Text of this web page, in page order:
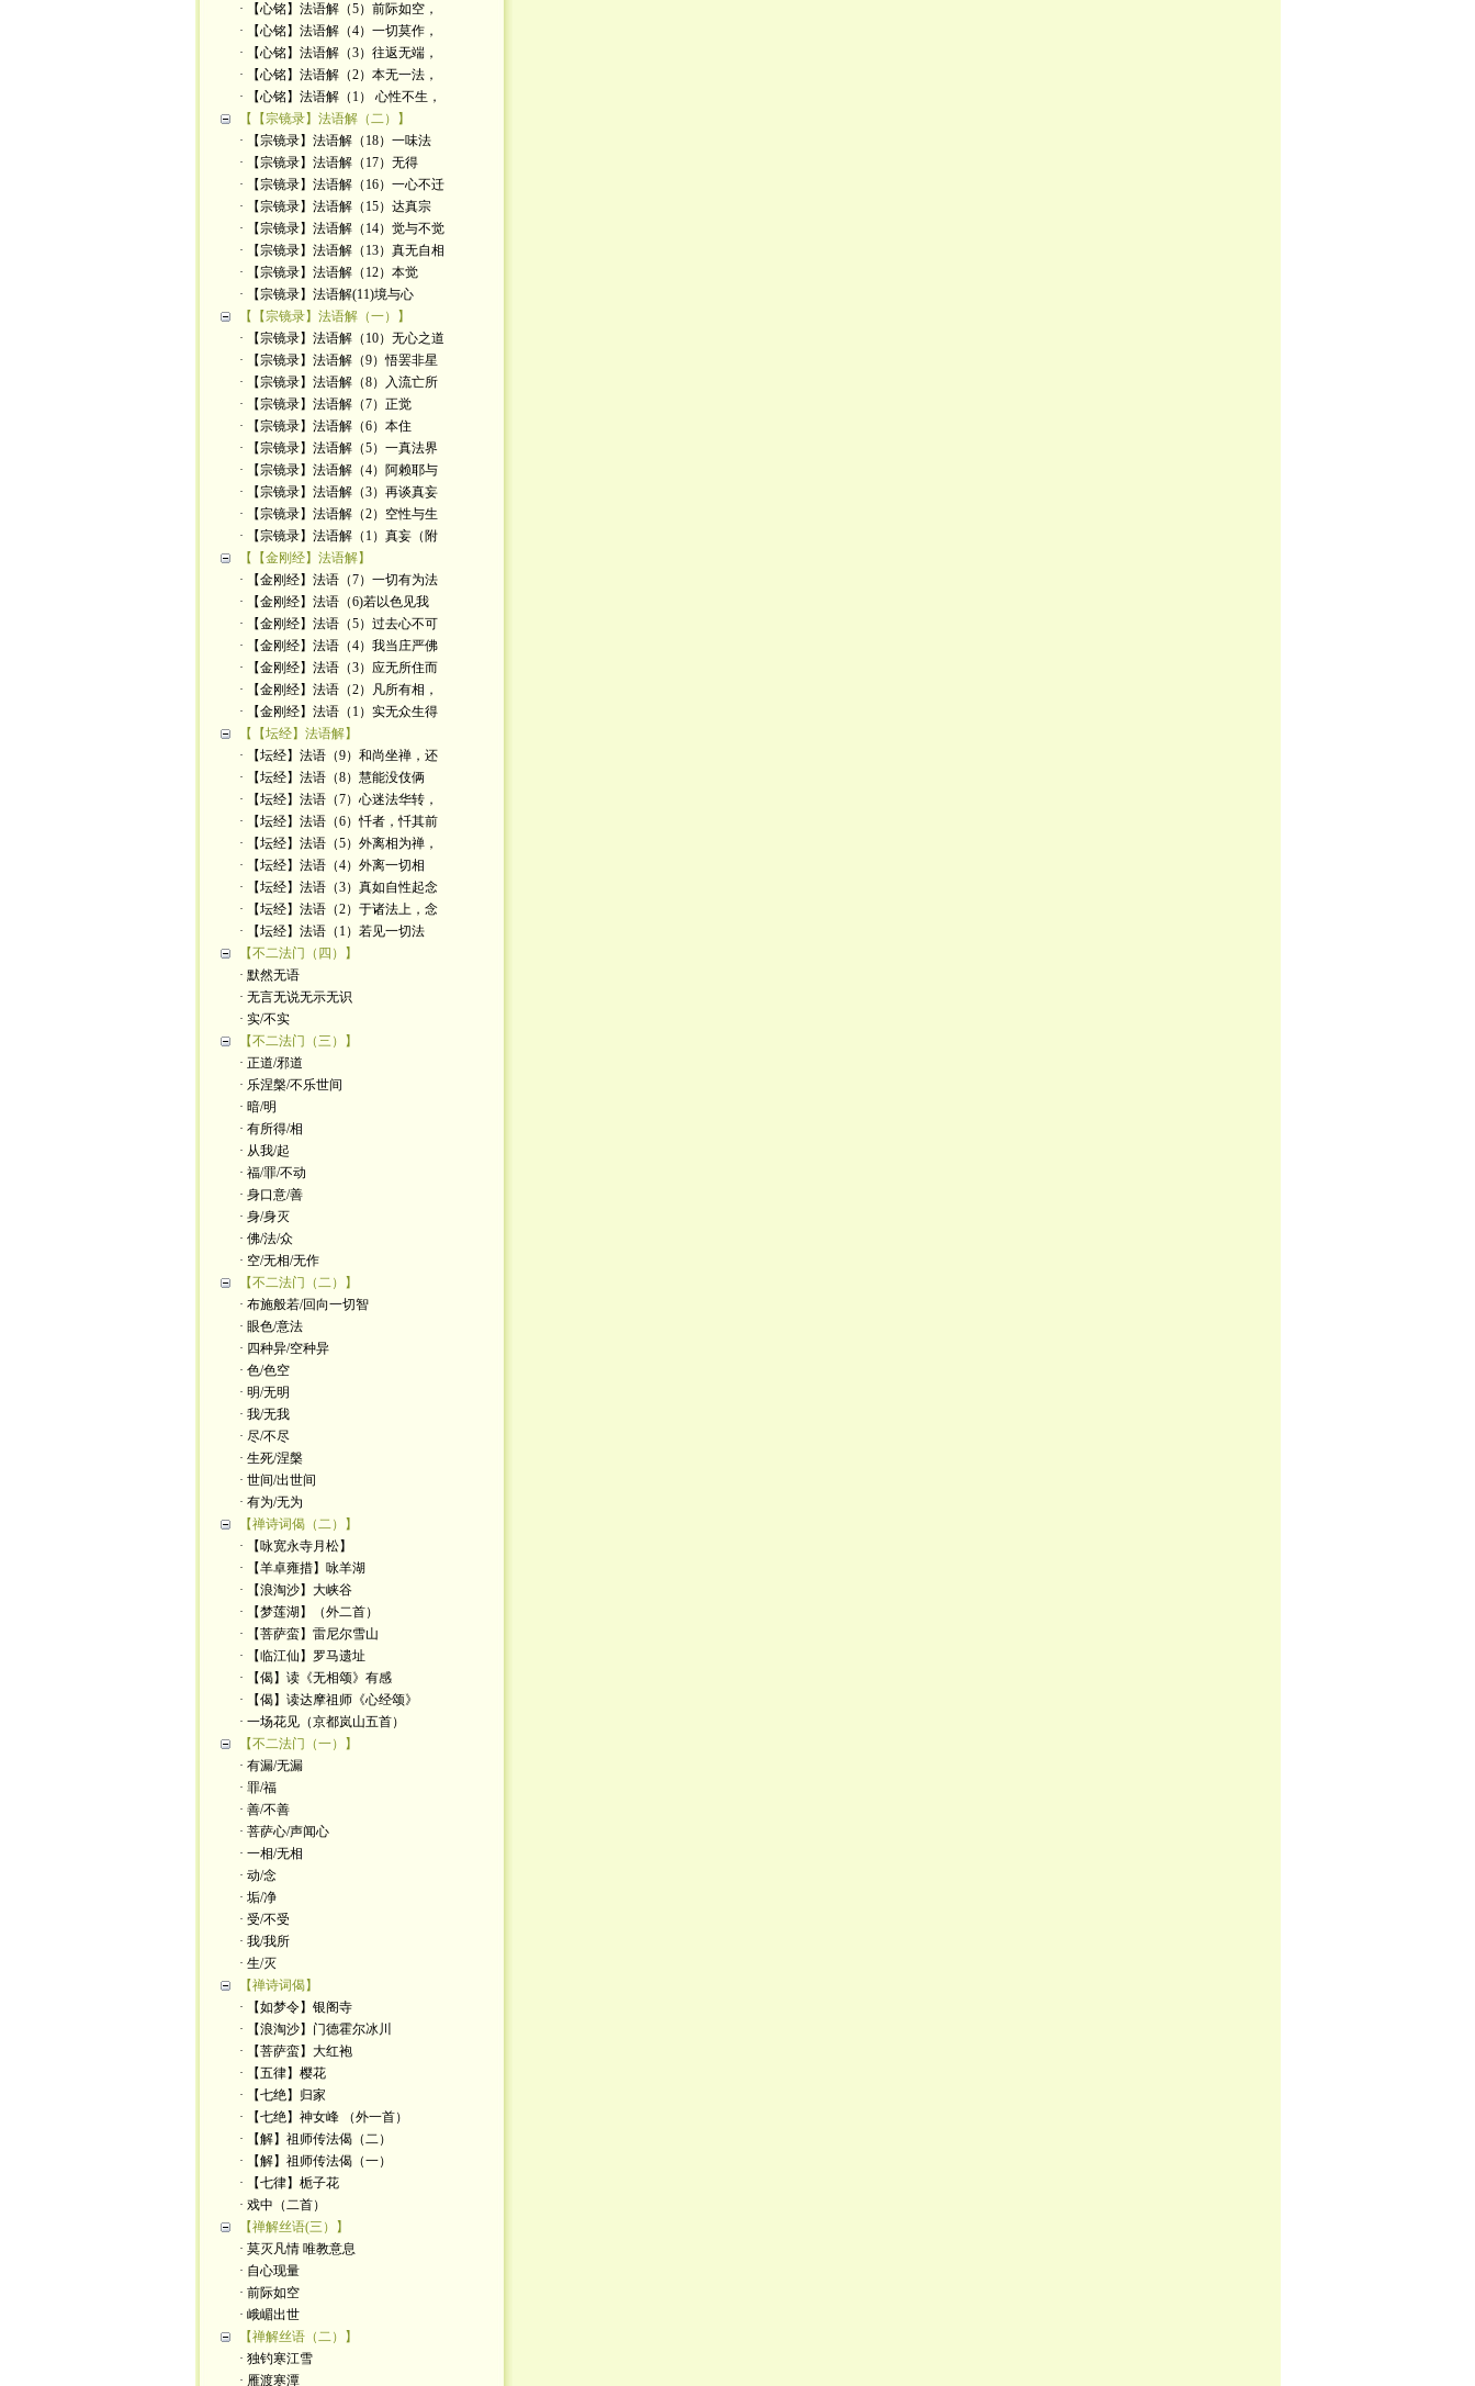
· 【心铭】法语解（5）前际如空，
· 【心铭】法语解（4）一切莫作，
· 【心铭】法语解（3）往返无端，
· 【心铭】法语解（2）本无一法，
· 【心铭】法语解（1） 心性不生，
【【宗镜录】法语解（二）】
· 【宗镜录】法语解（18）一味法
· 【宗镜录】法语解（17）无得
· 【宗镜录】法语解（16）一心不迁
· 【宗镜录】法语解（15）达真宗
· 【宗镜录】法语解（14）觉与不觉
· 【宗镜录】法语解（13）真无自相
· 【宗镜录】法语解（12）本觉
· 【宗镜录】法语解(11)境与心
【【宗镜录】法语解（一）】
· 【宗镜录】法语解（10）无心之道
· 【宗镜录】法语解（9）悟罢非星
· 【宗镜录】法语解（8）入流亡所
· 【宗镜录】法语解（7）正觉
· 【宗镜录】法语解（6）本住
· 【宗镜录】法语解（5）一真法界
· 【宗镜录】法语解（4）阿赖耶与
· 【宗镜录】法语解（3）再谈真妄
· 【宗镜录】法语解（2）空性与生
· 【宗镜录】法语解（1）真妄（附
【【金刚经】法语解】
· 【金刚经】法语（7）一切有为法
· 【金刚经】法语（6)若以色见我
· 【金刚经】法语（5）过去心不可
· 【金刚经】法语（4）我当庄严佛
· 【金刚经】法语（3）应无所住而
· 【金刚经】法语（2）凡所有相，
· 【金刚经】法语（1）实无众生得
【【坛经】法语解】
· 【坛经】法语（9）和尚坐禅，还
· 【坛经】法语（8）慧能没伎俩
· 【坛经】法语（7）心迷法华转，
· 【坛经】法语（6）忏者，忏其前
· 【坛经】法语（5）外离相为禅，
· 【坛经】法语（4）外离一切相
· 【坛经】法语（3）真如自性起念
· 【坛经】法语（2）于诸法上，念
· 【坛经】法语（1）若见一切法
【不二法门（四）】
· 默然无语
· 无言无说无示无识
· 实/不实
【不二法门（三）】
· 正道/邪道
· 乐涅槃/不乐世间
· 暗/明
· 有所得/相
· 从我/起
· 福/罪/不动
· 身口意/善
· 身/身灭
· 佛/法/众
· 空/无相/无作
【不二法门（二）】
· 布施般若/回向一切智
· 眼色/意法
· 四种异/空种异
· 色/色空
· 明/无明
· 我/无我
· 尽/不尽
· 生死/涅槃
· 世间/出世间
· 有为/无为
【禅诗词偈（二）】
· 【咏宽永寺月松】
· 【羊卓雍措】咏羊湖
· 【浪淘沙】大峡谷
· 【梦莲湖】（外二首）
· 【菩萨蛮】雷尼尔雪山
· 【临江仙】罗马遗址
· 【偈】读《无相颂》有感
· 【偈】读达摩祖师《心经颂》
· 一场花见（京都岚山五首）
【不二法门（一）】
· 有漏/无漏
· 罪/福
· 善/不善
· 菩萨心/声闻心
· 一相/无相
· 动/念
· 垢/净
· 受/不受
· 我/我所
· 生/灭
【禅诗词偈】
· 【如梦令】银阁寺
· 【浪淘沙】门德霍尔冰川
· 【菩萨蛮】大红袍
· 【五律】樱花
· 【七绝】归家
· 【七绝】神女峰 （外一首）
· 【解】祖师传法偈（二）
· 【解】祖师传法偈（一）
· 【七律】栀子花
· 戏中（二首）
【禅解丝语(三）】
· 莫灭凡情 唯教意息
· 自心现量
· 前际如空
· 峨嵋出世
【禅解丝语（二）】
· 独钓寒江雪
· 雁渡寒潭